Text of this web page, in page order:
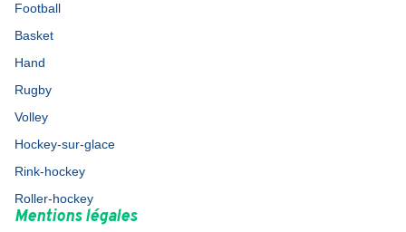
Football
Basket
Hand
Rugby
Volley
Hockey-sur-glace
Rink-hockey
Roller-hockey
Mentions légales